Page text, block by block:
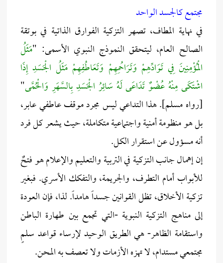
مجتمع كالجسد الواحد
في نهاية المطاف، تصهر التزكية الفوارق الذاتية في بوتقة
الصالح العام، ليتحقق النموذج النبوي الأسمى: "مَثَلُ
الْمُؤْمِنِينَ فِي تَوَادِّهِمْ وَتَرَاحُمِهِمْ وَتَعَاطُفِهِمْ مَثَلُ الْجَسَدِ إِذَا
اشْتَكَى مِنْهُ عُضْوٌ تَدَاعَى لَهُ سَائِرُ الْجَسَدِ بِالسَّهَرِ وَالْحُمَّى"
[رواه مسلم]. هذا التداعي ليس مجرد موقف عاطفي عابر،
بل هو منظومة أمنية واجتماعية متكاملة، حيث يشعر كل فرد
أنه مسؤول عن استقرار الكل.
إن إهمال جانب التزكية في التربية والتعليم والإعلام هو فتحٌ
للأبواب أمام التطرف، والجريمة، والتفكك الأسري. فبغير
تزكية الأخلاق، تظل القوانين جسداً هامداً. لذا، فإن العودة
إلى مناهج التزكية النبوية -التي تجمع بين طهارة الباطن
واستقامة الظاهر- هي الطريق الوحيد لإرساء قواعد سلمٍ
مجتمعي مستدام، لا تهزه الأزمات ولا تعصف به المحن.